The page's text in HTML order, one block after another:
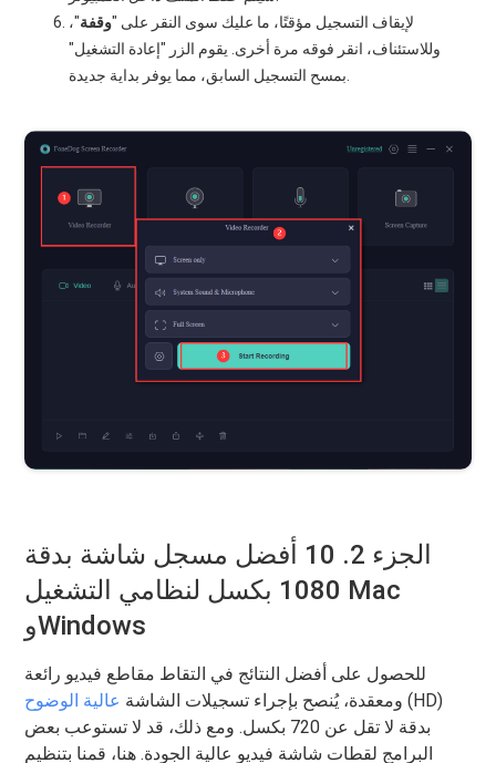
لإيقاف التسجيل مؤقتًا، ما عليك سوى النقر على "وقفة"،
وللاستئناف، انقر فوقه مرة أخرى. يقوم الزر "إعادة التشغيل"
بمسح التسجيل السابق، مما يوفر بداية جديدة.
الجزء 2. 10 أفضل مسجل شاشة بدقة
1080 بكسل لنظامي التشغيل Mac
وWindows
للحصول على أفضل النتائج في التقاط مقاطع فيديو رائعة
ومعقدة، يُنصح بإجراء تسجيلات الشاشة عالية الوضوح
(HD)
بدقة لا تقل عن 720 بكسل. ومع ذلك، قد لا تستوعب بعض
البرامج لقطات شاشة فيديو عالية الجودة. هنا، قمنا بتنظيم